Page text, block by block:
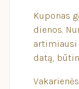
Kuponas
dienos.
artimiausi
datą,